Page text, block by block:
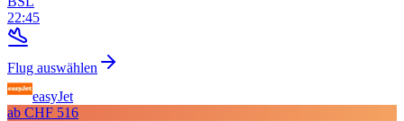
22:45
Flug auswählen
easyJet
ab CHF 516